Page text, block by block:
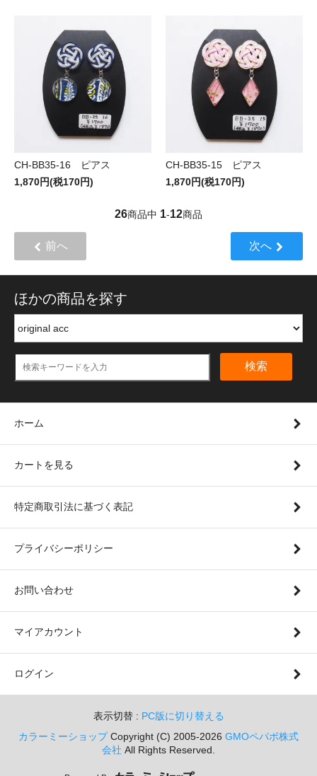
CH-BB35-16 ピアス
1,870円(税170円)
CH-BB35-15 ピアス
1,870円(税170円)
26商品中 1-12商品
前へ 次へ
ほかの商品を探す
検索
ホーム
カートを見る
特定商取引法に基づく表記
プライバシーポリシー
お問い合わせ
マイアカウント
ログイン
表示切替 : PC版に切り替える
カラーミーショップCopyright (C) 2005-2026 GMOペパボ株式
会社 All Rights Reserved.